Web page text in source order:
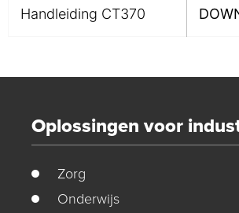
Handleiding CT370
Oplossingen voor
Zorg
Onderwijs